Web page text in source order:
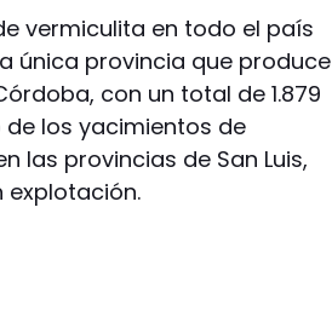
vermiculita en todo el país
única provincia que produce
con un total de 1.879
los yacimientos de
las provincias de San Luis,
explotación.